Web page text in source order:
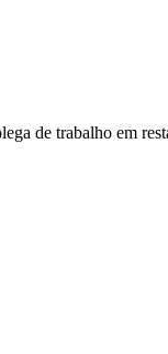
de trabalho em